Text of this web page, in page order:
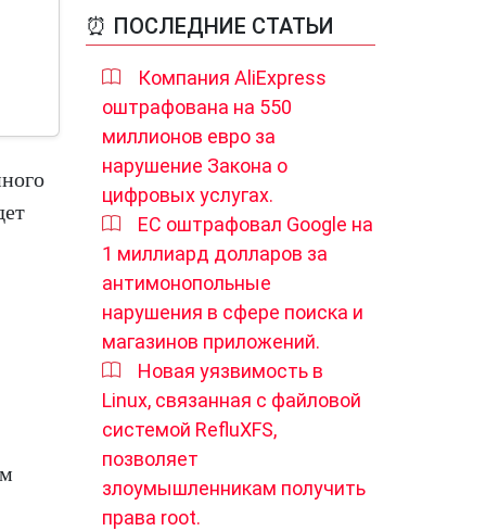
⏰ ПОСЛЕДНИЕ СТАТЬИ
Компания AliExpress
оштрафована на 550
миллионов евро за
нарушение Закона о
цифровых услугах.
ЕС оштрафовал Google на
1 миллиард долларов за
антимонопольные
нарушения в сфере поиска и
магазинов приложений.
Новая уязвимость в
Linux, связанная с файловой
системой RefluXFS,
позволяет
злоумышленникам получить
права root.